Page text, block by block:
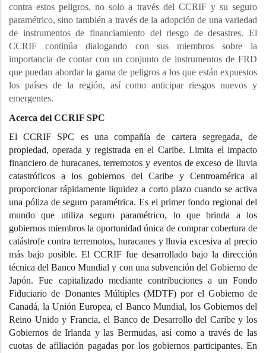
contra estos peligros, no solo a través del CCRIF y su seguro
paramétrico, sino también a través de la adopción de una variedad
de instrumentos de financiamiento del riesgo de desastres. El
CCRIF continúa dialogando con sus miembros sobre la
importancia de contar con un conjunto de instrumentos de FRD
que puedan abordar la gama de peligros a los que están expuestos
los países de la región, así como anticipar riesgos nuevos y
emergentes.
Acerca del CCRIF SPC
El CCRIF SPC es una compañía de cartera segregada, de
propiedad, operada y registrada en el Caribe. Limita el impacto
financiero de huracanes, terremotos y eventos de exceso de lluvia
catastróficos a los gobiernos del Caribe y Centroamérica al
proporcionar rápidamente liquidez a corto plazo cuando se activa
una póliza de seguro paramétrica. Es el primer fondo regional del
mundo que utiliza seguro paramétrico, lo que brinda a los
gobiernos miembros la oportunidad única de comprar cobertura de
catástrofe contra terremotos, huracanes y lluvia excesiva al precio
más bajo posible. El CCRIF fue desarrollado bajo la dirección
técnica del Banco Mundial y con una subvención del Gobierno de
Japón. Fue capitalizado mediante contribuciones a un Fondo
Fiduciario de Donantes Múltiples (MDTF) por el Gobierno de
Canadá, la Unión Europea, el Banco Mundial, los Gobiernos del
Reino Unido y Francia, el Banco de Desarrollo del Caribe y los
Gobiernos de Irlanda y las Bermudas, así como a través de las
cuotas de afiliación pagadas por los gobiernos participantes. En